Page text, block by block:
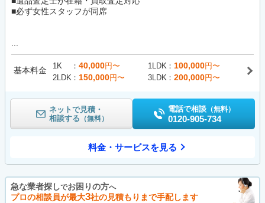
■必ず女性スタッフが同席
基本料金 1K 40,000円〜 1LDK 100,000円〜
2LDK
150,000円〜 3LDK 200,000円〜
ネットで見積・
相談する （無料）
電話で相談 （無料）
0120-905-734
料金・サービスを見る
急な業者探しでお困りの方へ
プロの相談員が最大3社の見積もりまで手配します